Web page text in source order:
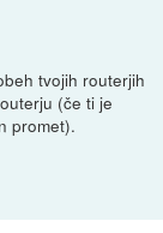
tvojih routerjih
(če ti je
promet).